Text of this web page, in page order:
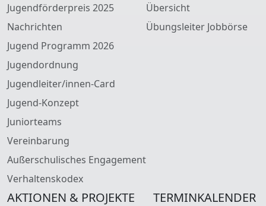
Jugendförderpreis 2025
Nachrichten
Jugend Programm 2026
Jugendordnung
Jugendleiter/innen-Card
Jugend-Konzept
Juniorteams
Vereinbarung
Außerschulisches Engagement
Verhaltenskodex
Übersicht
Übungsleiter Jobbörse
AKTIONEN & PROJEKTE TERMINKALENDER